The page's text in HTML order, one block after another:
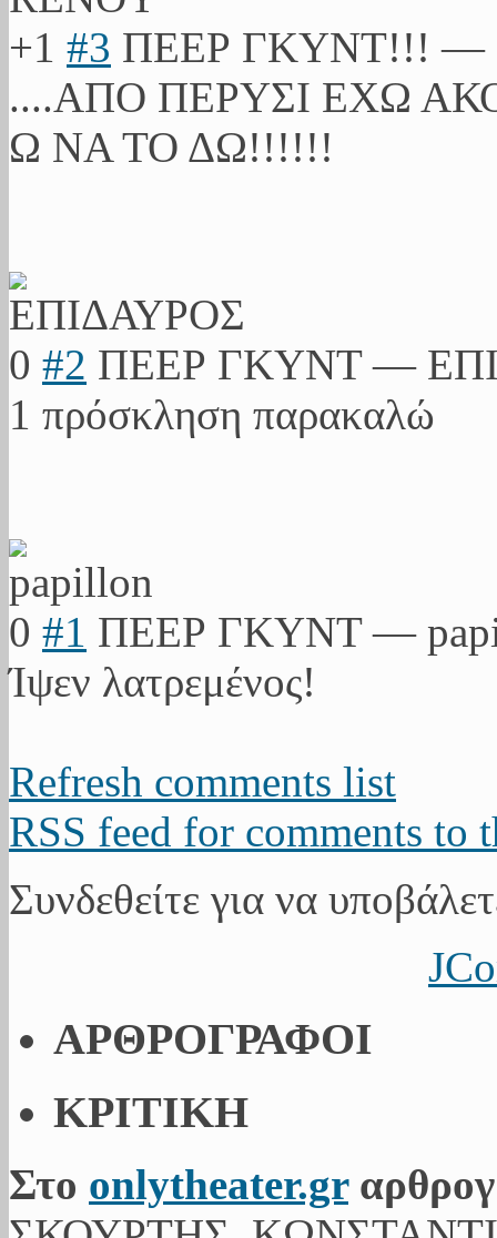
+1 #3 ΠΕΕΡ ΓΚΥΝΤ!!! —
....ΑΠΟ ΠΕΡΥΣΙ ΕΧΩ
Ω ΝΑ ΤΟ ΔΩ!!!!!!
0 #2 ΠΕΕΡ ΓΚΥΝΤ—
1 πρόσκληση παρακαλώ
0 #1 ΠΕΕΡ ΓΚΥΝΤ—
Ίψεν λατρεμένος!
Refresh comments list
RSS feed for comments to
Συνδεθείτε για να
ΑΡΘΡΟΓΡΑΦΟΙ
ΚΡΙΤΙΚΗ
Στο onlytheater.gr